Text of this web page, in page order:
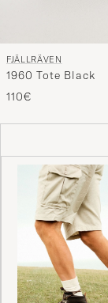
FJÄLLRÄVEN
1960 Tote Black
110€